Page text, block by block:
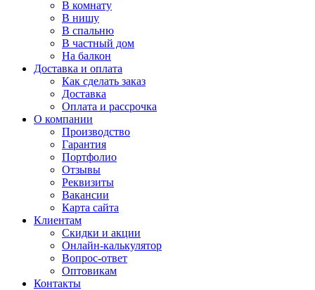
В комнату
В нишу
В спальню
В частный дом
На балкон
Доставка и оплата
Как сделать заказ
Доставка
Оплата и рассрочка
О компании
Производство
Гарантия
Портфолио
Отзывы
Реквизиты
Вакансии
Карта сайта
Клиентам
Скидки и акции
Онлайн-калькулятор
Вопрос-ответ
Оптовикам
Контакты